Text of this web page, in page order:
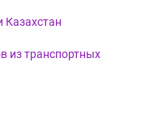
Казахстан
из транспортных